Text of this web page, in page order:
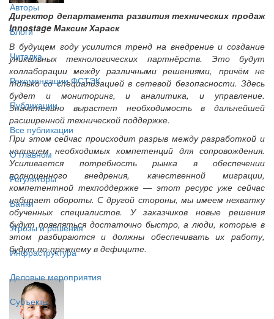
Авторы
Блоги
Читалка
Рекомендации ФСТЭК
Публикации
Все публикации
О главном
Регуляторы
Банки
Угрозы и решения
Инфраструктура
Деловые мероприятия
Субъекты
Директор департамента развития технических продаж
Innostage Максим Хараск
В будущем году усилится тренд на внедрение и создание
уникальных технологических партнёрств. Это будут
коллаборации между различными решениями, причём не
только со специализацией в сетевой безопасности. Здесь
будет и мониторинг, и аналитика, и управление.
Значительно вырастет необходимость в дальнейшей
расширенной технической поддержке.
При этом сейчас происходит разрыв между разработкой и
наличием необходимых компетенций для сопровождения.
Усиливается потребность рынка в обеспечении
полноценного внедрения, качественной миграции,
компетентной техподдержке — этот ресурс уже сейчас
набирает обороты. С другой стороны, мы имеем нехватку
обученных специалистов. У заказчиков новые решения
будут появляться достаточно быстро, а люди, которые в
этом разбираются и должны обеспечивать их работу,
будут по-прежнему в дефиците.